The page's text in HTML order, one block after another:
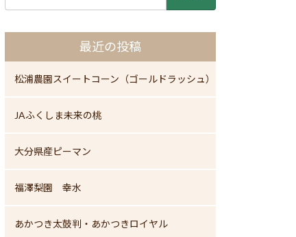
最近の投稿
松浦農園スイートコーン（ゴールドラッシュ）
JAふくしま未来の桃
大分県産ピーマン
福澤梨園 幸水
あかつき太鼓判・あかつきロイヤル